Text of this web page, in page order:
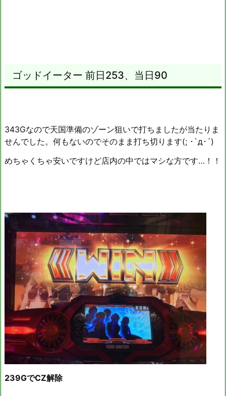
ゴッドイーター 前日253、当日90
343Gなので天国準備のゾーン狙いで打ちましたが当たりま
せんでした。何もないのでそのまま打ち切ります(; ･`д･´)
めちゃくちゃ安いですけど店内の中ではマシな方です…！！
239GでCZ解除